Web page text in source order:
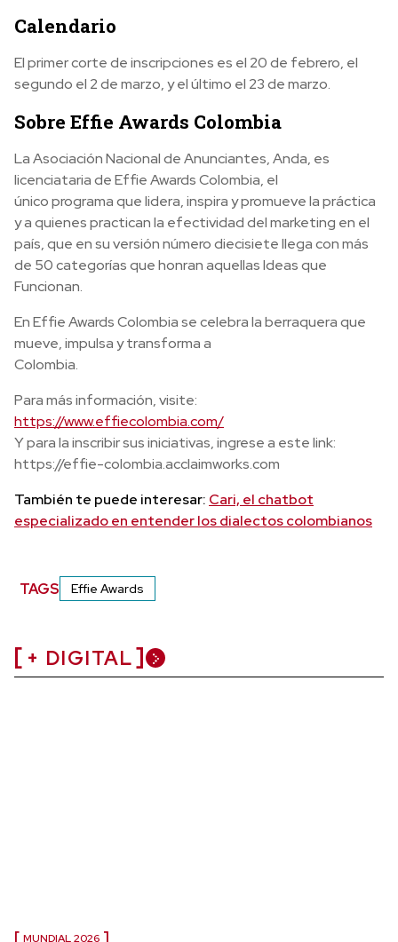
Calendario
El primer corte de inscripciones es el 20 de febrero, el
segundo el 2 de marzo, y el último el 23 de marzo.
Sobre Effie Awards Colombia
La Asociación Nacional de Anunciantes, Anda, es
licenciataria de Effie Awards Colombia, el
único programa que lidera, inspira y promueve la práctica
y a quienes practican la efectividad del marketing en el
país, que en su versión número diecisiete llega con más
de 50 categorías que honran aquellas Ideas que
Funcionan.
En Effie Awards Colombia se celebra la berraquera que
mueve, impulsa y transforma a
Colombia.
Para más información, visite:
https://www.effiecolombia.com/
Y para la inscribir sus iniciativas, ingrese a este link:
https://effie-colombia.acclaimworks.com
También te puede interesar: Cari, el chatbot
especializado en entender los dialectos colombianos
TAGS Effie Awards
+ DIGITAL
MUNDIAL 2026